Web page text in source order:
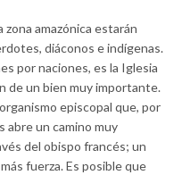
amazónica estarán
diáconos e indígenas.
por naciones, es la Iglesia
de un bien muy importante.
episcopal que, por
abre un camino muy
del obispo francés; un
fuerza. Es posible que